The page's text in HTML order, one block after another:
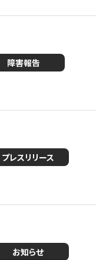
障害報告
プレスリリース
お知らせ